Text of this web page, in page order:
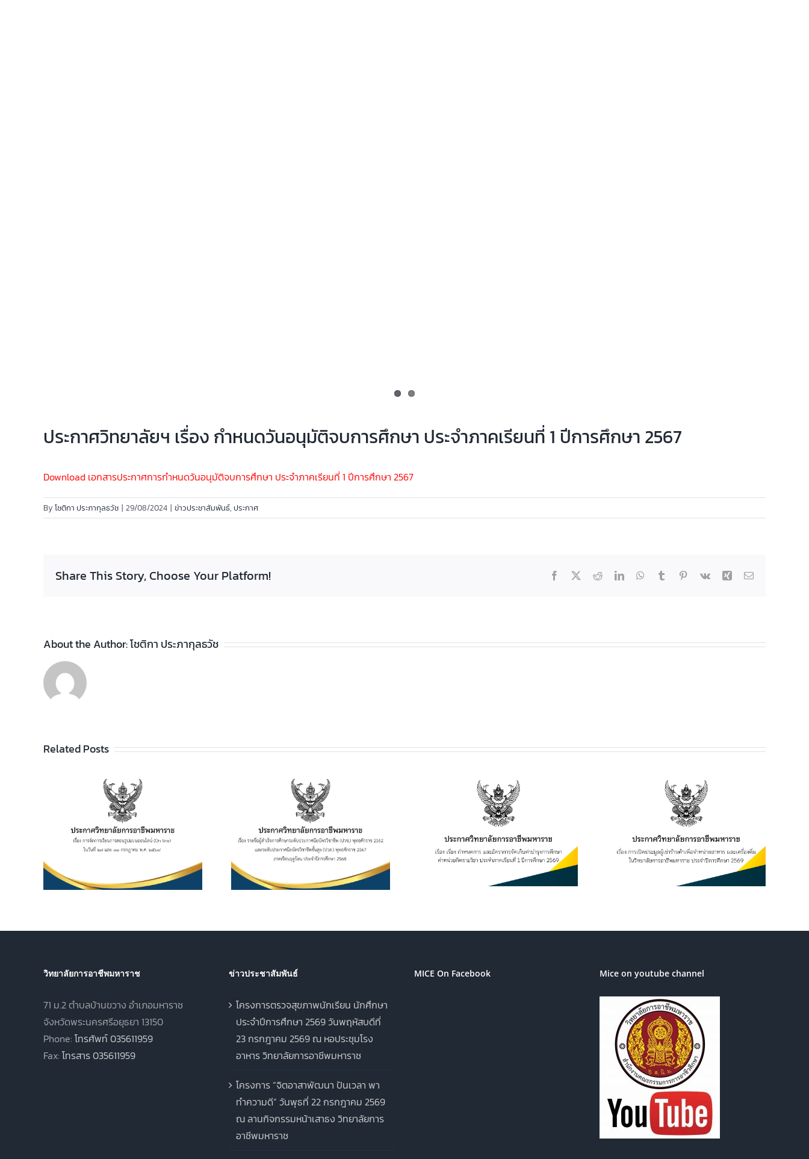
ประกาศวิทยาลัยฯ เรื่อง กำหนดวันอนุมัติจบการศึกษา ประจำภาคเรียนที่ 1 ปีการศึกษา 2567
Download เอกสารประกาศการกำหนดวันอนุมัติจบการศึกษา ประจำภาคเรียนที่ 1 ปีการศึกษา 2567
By โชติกา ประภากุลธวัช | 29/08/2024 | ข่าวประชาสัมพันธ์, ประกาศ
Share This Story, Choose Your Platform! Facebook RedditLinkedInWhatsApp
Tumblr Pinterest
Vk Xing Email
About the Author:โชติกา ประภากุลธวัช
Related Posts
ประกาศวิทยาลัยฯ เรื่อง
รายชื่อผู้สำเร็จการศึกษา
ระดับประกาศนียบัตร
วิชาชีพ (ปวช.) พุทธศักราช
2562 และระดับ
ประกาศนียบัตรวิชาชีพชั้น
สูง (ปวส.) พุทธศักราช
2567 ภาคเรียนฤดูร้อน
ประกาศวิทยาลัยฯ เรื่อง
เรื่อง กำหนดการ และอัตรา
การจัดเก็บค่าบำรุงการ
ศึกษา ค่าหน่วยกิตรายวิชา
ประจำภาคเรียนที่ 1 ปีการ
ศึกษา 2569
ประกาศวิทยาลัยฯ เรื่อง
การเปิดประมูลผู้เช่าร้านค้า
เพื่อจำหน่ายอาหาร และ
เครื่องดื่ม ในวิทยาลัยการ
อาชีพมหาราช ประจำปีการ
ศึกษา 2569
วิทยาลัยการอาชีพมหาราช
71 ม.2 ตำบลบ้านขวาง อำเภอมหาราช
จังหวัดพระนครศรีอยุธยา 13150
Phone: โทรศัพท์ 035611959
Fax: โทรสาร 035611959
ข่าวประชาสัมพันธ์
โครงการตรวจสุขภาพนักเรียน นักศึกษา
ประจำปีการศึกษา 2569 วันพฤหัสบดีที่
23 กรกฎาคม 2569 ณ หอประชุมโรง
อาหาร วิทยาลัยการอาชีพมหาราช
โครงการ “จิตอาสาพัฒนา ปันเวลา พา
ทำความดี” วันพุธที่ 22 กรกฎาคม 2569
ณ ลานกิจกรรมหน้าเสาธง วิทยาลัยการ
อาชีพมหาราช
MICE On Facebook Mice on youtube channel